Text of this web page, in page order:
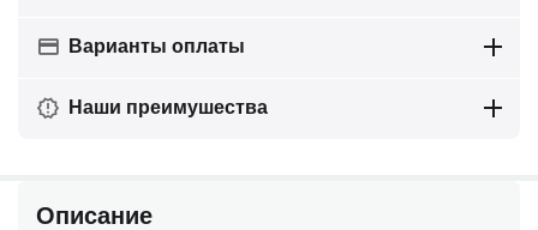
Варианты оплаты
Наши преимушества
Описание